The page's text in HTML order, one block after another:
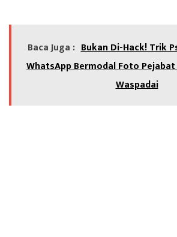
Baca Juga : Bukan Di-Hack! Trik
WhatsApp Bermodal Foto
Waspadai